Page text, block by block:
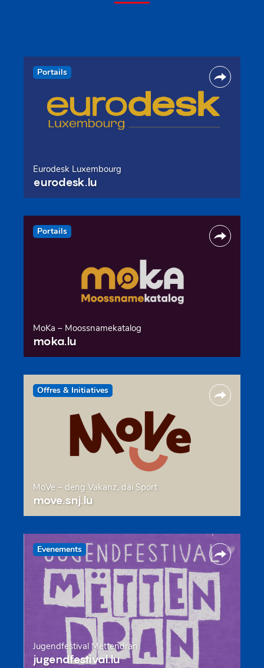
Portails
Eurodesk Luxembourg
eurodesk.lu
Portails
MoKa – Moossnamekatalog
moka.lu
Offres & Initiatives
MoVe – deng Vakanz, däi Sport
move.snj.lu
Evenements
Jugendfestival Mëttendran
jugendfestival.lu